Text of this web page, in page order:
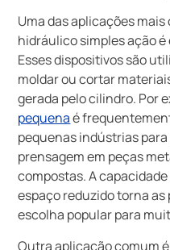
Uma das aplicações
hidráulico simples ação é
Esses dispositivos são
moldar ou cortar
gerada pelo cilindro. Por
pequenaé
pequenas indústrias
prensagem em peças
compostas. A
espaço reduzido torna
escolha popular para
Outra aplicação comum